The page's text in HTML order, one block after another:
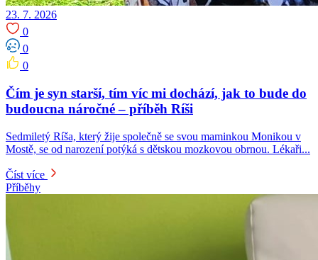
23. 7. 2026
0
0
0
Čím je syn starší, tím víc mi dochází, jak to bude do
budoucna náročné – příběh Ríši
Sedmiletý Ríša, který žije společně se svou maminkou Monikou v
Mostě, se od narození potýká s dětskou mozkovou obrnou. Lékaři...
Číst více
Příběhy